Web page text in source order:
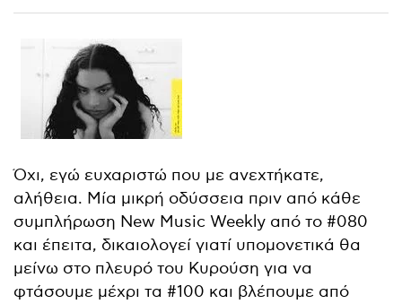
Όχι, εγώ ευχαριστώ που με ανεχτήκατε,
αλήθεια. Μία μικρή οδύσσεια πριν από κάθε
συμπλήρωση New Music Weekly από το #080
και έπειτα, δικαιολογεί γιατί υπομονετικά θα
μείνω στο πλευρό του Κυρούση για να
φτάσουμε μέχρι τα #100 και βλέπουμε από